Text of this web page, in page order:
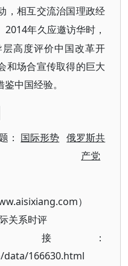
，相互交流治国理政经
2014年久应邀访华时，
高度评价中国改革开
和场合宣传取得的巨大
中国经验。
： 国际形势 俄罗斯共
产党
）
关系时评
接：
166630.html